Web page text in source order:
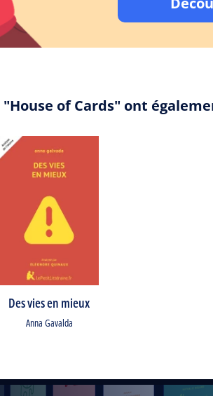
of Cards" ont
Des vies en mieux
Anna Gavalda